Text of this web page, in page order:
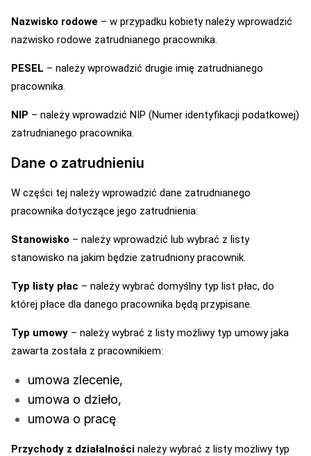
Nazwisko rodowe – w przypadku kobiety należy wprowadzić
nazwisko rodowe zatrudnianego pracownika.
PESEL – należy wprowadzić drugie imię zatrudnianego
pracownika.
NIP – należy wprowadzić NIP (Numer identyfikacji podatkowej)
zatrudnianego pracownika.
Dane o zatrudnieniu
W części tej należy wprowadzić dane zatrudnianego
pracownika dotyczące jego zatrudnienia:
Stanowisko – należy wprowadzić lub wybrać z listy
stanowisko na jakim będzie zatrudniony pracownik.
Typ listy płac – należy wybrać domyślny typ list płac, do
której płace dla danego pracownika będą przypisane.
Typ umowy – należy wybrać z listy możliwy typ umowy jaka
zawarta została z pracownikiem:
umowa zlecenie,
umowa o dzieło,
umowa o pracę
Przychody z działalności należy wybrać z listy możliwy typ